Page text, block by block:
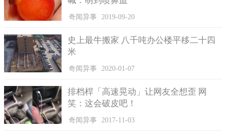
除此之外，在华盛顿州的一处海滩上也是可以寻得一些漂亮
的玻璃宝石的，而在夏威夷的考艾岛海滩，大家也可以捡到更细
小的玻璃宝石。这么多处的垃圾海滩，很多人认为可以继续让垃
圾变成宝石，而也有人认为虽然有玻璃宝石存在，但也不应该继
续堆放垃圾，大家对此又有什么看法呢？
奇闻异事 2019-09-20
史上最牛搬家 八千吨办公楼平移二十四
米
奇闻异事 2020-01-07
排档桿「高速晃动」让网友全想歪 网
笑：这会破皮吧！
奇闻异事 2017-11-03